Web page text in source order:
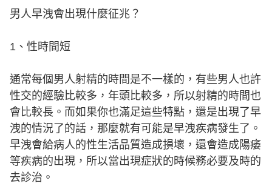
男人早洩會出現什麼征兆？
1、性時間短
通常每個男人射精的時間是不一樣的，有些男人也許
性交的經驗比較多，年頭比較多，所以射精的時間也
會比較長。而如果你也滿足這些特點，還是出現了早
洩的情況了的話，那麼就有可能是早洩疾病發生了。
早洩會給病人的性生活品質造成損壞，還會造成陽痿
等疾病的出現，所以當出現症狀的時候務必要及時的
去診治。